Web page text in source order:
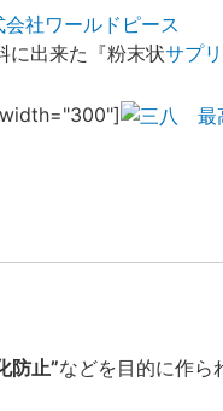
会社ワールドピース
出来た『粉末状サプ
防止”などを目的に作ら